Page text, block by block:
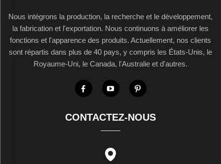
Nous intégrons la production, la recherche et le développement,
la fabrication et l'exportation. Nous continuons à améliorer les
fonctions et l'apparence des produits. Actuellement, nos clients
sont répartis dans plus de 40 pays, y compris les États-Unis, le
Royaume-Uni, le Canada, l'Australie et d'autres.
CONTACTEZ-NOUS